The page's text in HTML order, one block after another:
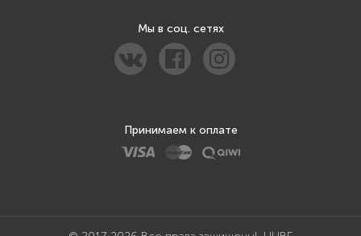
Мы в соц. сетях
Принимаем к оплате